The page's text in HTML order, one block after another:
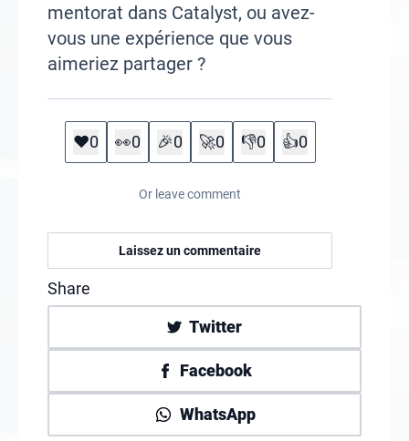
mentorat dans Catalyst, ou avez-
vous une expérience que vous
aimeriez partager ?
❤️0 👀0 🎉0 🚀0 👎0 👍0
Or leave comment
Laissez un commentaire
Share
Twitter
Facebook
WhatsApp